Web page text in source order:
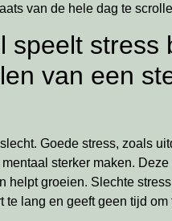
van de hele dag te
speelt stress
van een
Goede stress, zoals
sterker maken. Deze
helpt groeien. Slechte stress
te lang en geeft geen tijd om